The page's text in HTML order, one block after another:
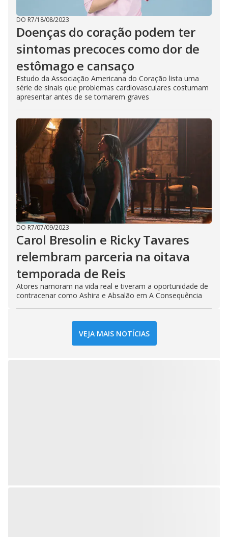
DO R7/18/08/2023
Doenças do coração podem ter
sintomas precoces como dor de
estômago e cansaço
Estudo da Associação Americana do Coração lista uma
série de sinais que problemas cardiovasculares costumam
apresentar antes de se tornarem graves
DO R7/07/09/2023
Carol Bresolin e Ricky Tavares
relembram parceria na oitava
temporada de Reis
Atores namoram na vida real e tiveram a oportunidade de
contracenar como Ashira e Absalão em A Consequência
VEJA MAIS NOTÍCIAS